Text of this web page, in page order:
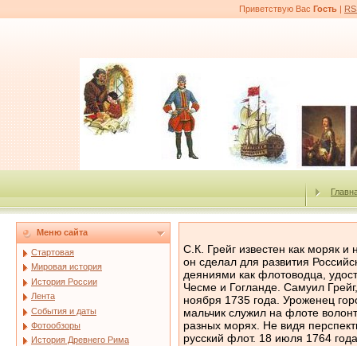
Приветствую Вас Гость |
Меню сайта
Стартовая
Мировая история
История России
Лента
События и даты
Фотообзоры
История Древнего Рима
С.К. Грейг известен как моряк и новатор в области кораблестроения. Немало он сделал для развития Российского флота. Но наиболее выдающимися его деяниями как флотоводца, удостоенного высших наград, явились победы при Чесме и Гогланде. Самуил Грейг, сын шотландского моряка, родился 30 ноября 1735 года. Уроженец города Инверкейтинг в Файфшире, с 1750 года мальчик служил на флоте волонтером, участвовал в боевых действиях на разных морях. Не видя перспектив роста в Англии, Грейг решил поступить в русский флот. 18 июля 1764 года английского лейтенанта приняли капитаном 1?го ранга. Командуя кораблем «Святой Дмитрий Ростовский» в эскадре адмирала А.И. Полянского, моряк плавал в Балтийском море. В 1765 году он командовал фрегатом «Святой Сергий», в 1766–1768 годах — вновь построенным кораблем «Три Иерарха». Он оснащал суда по?своему, сделав образцом для последующих кораблей и фрегатов. На основе его предложений были разработаны новые штаты (правила) парусного вооружения русских кораблей, введенные с 1777 года. 25 июля 1769 года первая архипелагская эскадра адмирала Г.А. Спиридова направилась на запад, в первый дальний поход русского флота. Грейг, 18 июля 1769 года произведенный в капитаны бригадирского ранга, шел командиром «Трех Иерархов». В декабре Грейг привел к цели отряд отставших кораблей, задержавшихся в Англии на ремонте, а в начале января Спиридов отправил к Ливорно отряд под командованием С.К. Грейга, в который вошли корабль «Три Иерарха», фрегат «Надежда благополучия» и пакетбот «Почталион». В Ливорно ждал назначенный командующим А.Г. Орлов. Орлову понравился молодой офицер, и он сделал его своим советником. Граф прибыл к эскадре Спиридова с отрядом Грейга (которого 1 марта произвели в контр?адмиралы). Неудачи на суше и сведения о появлении крупного турецкого флота побудили русское командование оставить занятый Наварин. Орлов решил найти и истребить неприятельский флот, чтобы блокировать Дарданеллы. 23 июня Грейг, посланный в разведку, обнаружил неприятеля. Турецкая эскадра состояла из 16 линейных кораблей, 6 фрегатов, 60 меньших и вспомогательных судов, которые алжирский моряк Гассан Гази?бей построил в Хиосском проливе двумя линиями, примкнув левым флангом к островку, а правым — к отмели у Чесмы. Русские располагали только 9 линейными и 1 бомбардирским кораблями, не считая более мелких судов. Против 300 русских пушек одного борта турки имели 700. Несмотря на превосходство противника, А.Г. Орлов решил атаковать. Он собрал на флагманском корабле Спиридова, Эльфинстона и Грейга от моряков и Долгорукова с Ф. Орловым от гвардии; решение их вылилось в диспозицию, подготовленную С.К. Грейгом. Корабли должны были двигаться кильватерной колонной с дистанцией не более 90 метров, сближаться с противником до пистолетного выстрела и проходить вдоль турецкой линии, стреляя в нее из орудий. Утром 24 июня при легком ветре эскадра выстроилась в боевую линию и пошла на противника. Корабль Грейга с графом Орловым располагался в центре. Он встал на якорь вблизи неприятеля и открыл огонь по 100?пушечному кораблю капудан?паши из орудий, ружей и даже пистолетов. Под сокрушительным огнем турки в панике хотели бежать и обрубили якорный канат, но забыли шпринг, и флагман «Три Иерарха» расстреливал четверть часа продольным огнем развернувшийся кормой турецкий корабль. «Евстафий» в жестоком бою зажег и взял на абордаж неприятельский флагман «Реал?Мустафа», но взорвался от головни, попавшей в крюйт?камеру; за ним взлетел на воздух и «Реал?Мустафа». Горящие обломки осыпали соседние корабли. Немало усилий пришлось приложить Грейгу, чтобы спасти флагманский корабль от пламени. Посланные с «Трех Иерархов» шлюпки поднимали из воды моряков, уцелевших после гибели «Евстафия». Вскоре после двух взрывов турецкие корабли, обрубив якорные канаты, под парусами устремились в Чесменскую бухту и сгрудились в ее глубине. Военный совет флагманов и командиров принял решение уничтожить турецкий флот с помощью брандеров и артиллерии. В брандеры переоборудовали четыре греческих торговых судна. Командовать операцией предстояло контр?адмиралу С.К. Грейгу. В его распоряжение передали, кроме